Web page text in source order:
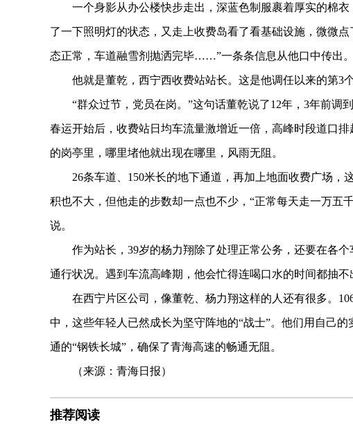
一个身影从办公楼快步走出，深蓝色制服裹着厚实的棉衣
了一下照明灯的状态，又走上收费岛看了看基础设施，微微
态正常，车道融雪剂抛洒完毕……”一条条信息从他口中传出。
他就是董乾，西宁西收费站站长。这是他调任以来的第3个
“群众过节，党员在岗。”这句话董乾说了12年，3年前调
春运开始后，收费站日均车流量激增近一倍，高峰时段道口
的岗亭里，哪里堵他就出现在哪里，风雨无阻。
26条车道、150米长的地下通道，再加上地面收费广场，
积也不大，但他走的步数却一点也不少，“正常每天走一万五
说。
作为站长，39岁的杨力翔除了处理正常公务，还要在各个
通行状况。遇到车流高峰期，他会忙得连喝口水的时间都抽
在西宁片区公司，像董乾、杨力翔这样的人还有很多。
中，这些年轻人已然成长为坚守阵地的“战士”。他们用自己
通的“钢铁长城”，确保了青海高速的畅通无阻。
（来源：青海日报）
推荐阅读